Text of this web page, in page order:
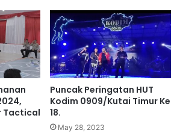
Tactical
Puncak Peringatan HUT
Kodim 0909/Kutai Timur Ke
18.
May 28, 2023